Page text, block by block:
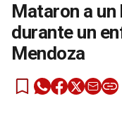
Mataron a
durante un
Mendoza